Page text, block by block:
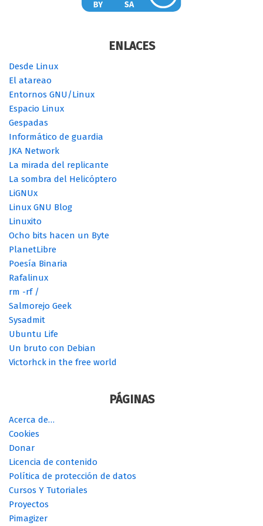
ENLACES
Desde Linux
El atareao
Entornos GNU/Linux
Espacio Linux
Gespadas
Informático de guardia
JKA Network
La mirada del replicante
La sombra del Helicóptero
LiGNUx
Linux GNU Blog
Linuxito
Ocho bits hacen un Byte
PlanetLibre
Poesía Binaria
Rafalinux
rm -rf /
Salmorejo Geek
Sysadmit
Ubuntu Life
Un bruto con Debian
Victorhck in the free world
PÁGINAS
Acerca de…
Cookies
Donar
Licencia de contenido
Política de protección de datos
Cursos Y Tutoriales
Proyectos
Pimagizer